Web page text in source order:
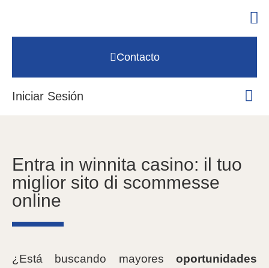
Contacto
Iniciar Sesión
Entra in winnita casino: il tuo
miglior sito di scommesse
online
¿Está buscando mayores oportunidades